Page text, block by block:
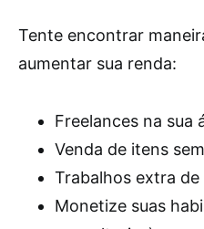
Tente encontrar
aumentar sua renda:
Freelances na sua
Venda de itens
Trabalhos extra
Monetize suas